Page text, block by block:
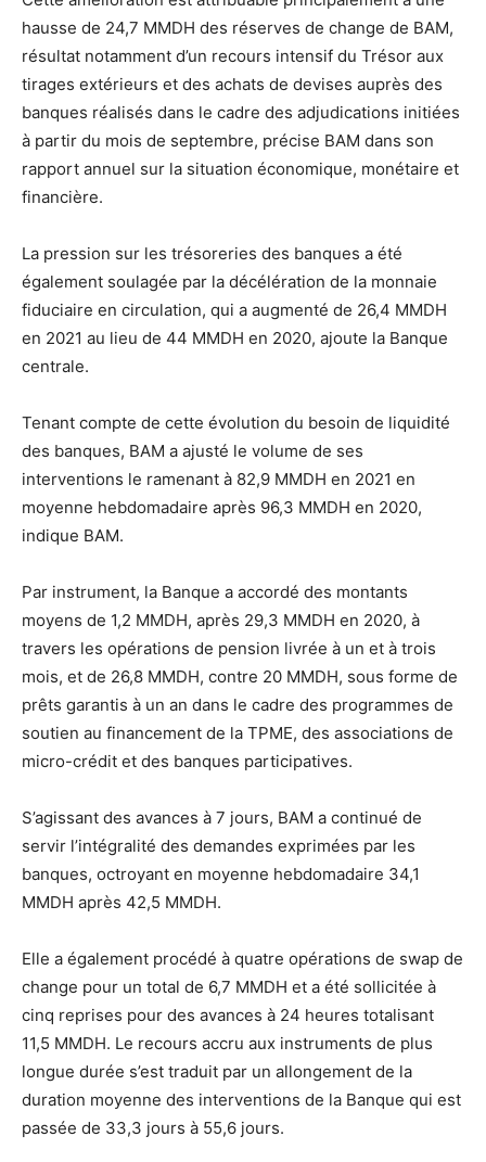
hausse de 24,7 MMDH des réserves de change de BAM,
résultat notamment d’un recours intensif du Trésor aux
tirages extérieurs et des achats de devises auprès des
banques réalisés dans le cadre des adjudications initiées
à partir du mois de septembre, précise BAM dans son
rapport annuel sur la situation économique, monétaire et
financière.
La pression sur les trésoreries des banques a été
également soulagée par la décélération de la monnaie
fiduciaire en circulation, qui a augmenté de 26,4 MMDH
en 2021 au lieu de 44 MMDH en 2020, ajoute la Banque
centrale.
Tenant compte de cette évolution du besoin de liquidité
des banques, BAM a ajusté le volume de ses
interventions le ramenant à 82,9 MMDH en 2021 en
moyenne hebdomadaire après 96,3 MMDH en 2020,
indique BAM.
Par instrument, la Banque a accordé des montants
moyens de 1,2 MMDH, après 29,3 MMDH en 2020, à
travers les opérations de pension livrée à un et à trois
mois, et de 26,8 MMDH, contre 20 MMDH, sous forme de
prêts garantis à un an dans le cadre des programmes de
soutien au financement de la TPME, des associations de
micro-crédit et des banques participatives.
S’agissant des avances à 7 jours, BAM a continué de
servir l’intégralité des demandes exprimées par les
banques, octroyant en moyenne hebdomadaire 34,1
MMDH après 42,5 MMDH.
Elle a également procédé à quatre opérations de swap de
change pour un total de 6,7 MMDH et a été sollicitée à
cinq reprises pour des avances à 24 heures totalisant
11,5 MMDH. Le recours accru aux instruments de plus
longue durée s’est traduit par un allongement de la
duration moyenne des interventions de la Banque qui est
passée de 33,3 jours à 55,6 jours.